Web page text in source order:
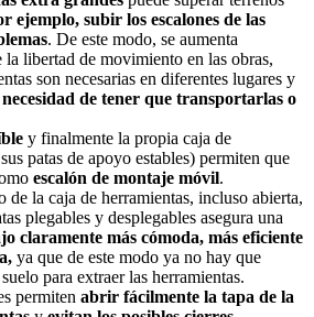
ejemplo, subir los escalones de las
. De este modo, se aumenta
la libertad de movimiento en las obras,
son necesarias en diferentes lugares y
necesidad de tener que transportarlas o
y finalmente la propia caja de
patas de apoyo estables) permiten que
escalón de montaje móvil.
de la caja de herramientas, incluso abierta,
plegables y desplegables asegura una
claramente más cómoda, más eficiente
ya que de este modo ya no hay que
para extraer las herramientas.
permiten abrir fácilmente la tapa de la